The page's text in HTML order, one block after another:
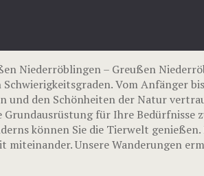
Niederröblingen – Greußen
Vom Anfänger
und den Schönheiten der Natur
für Ihre Bedürfnisse
können Sie die Tierwelt
miteinander. Unsere Wanderungen